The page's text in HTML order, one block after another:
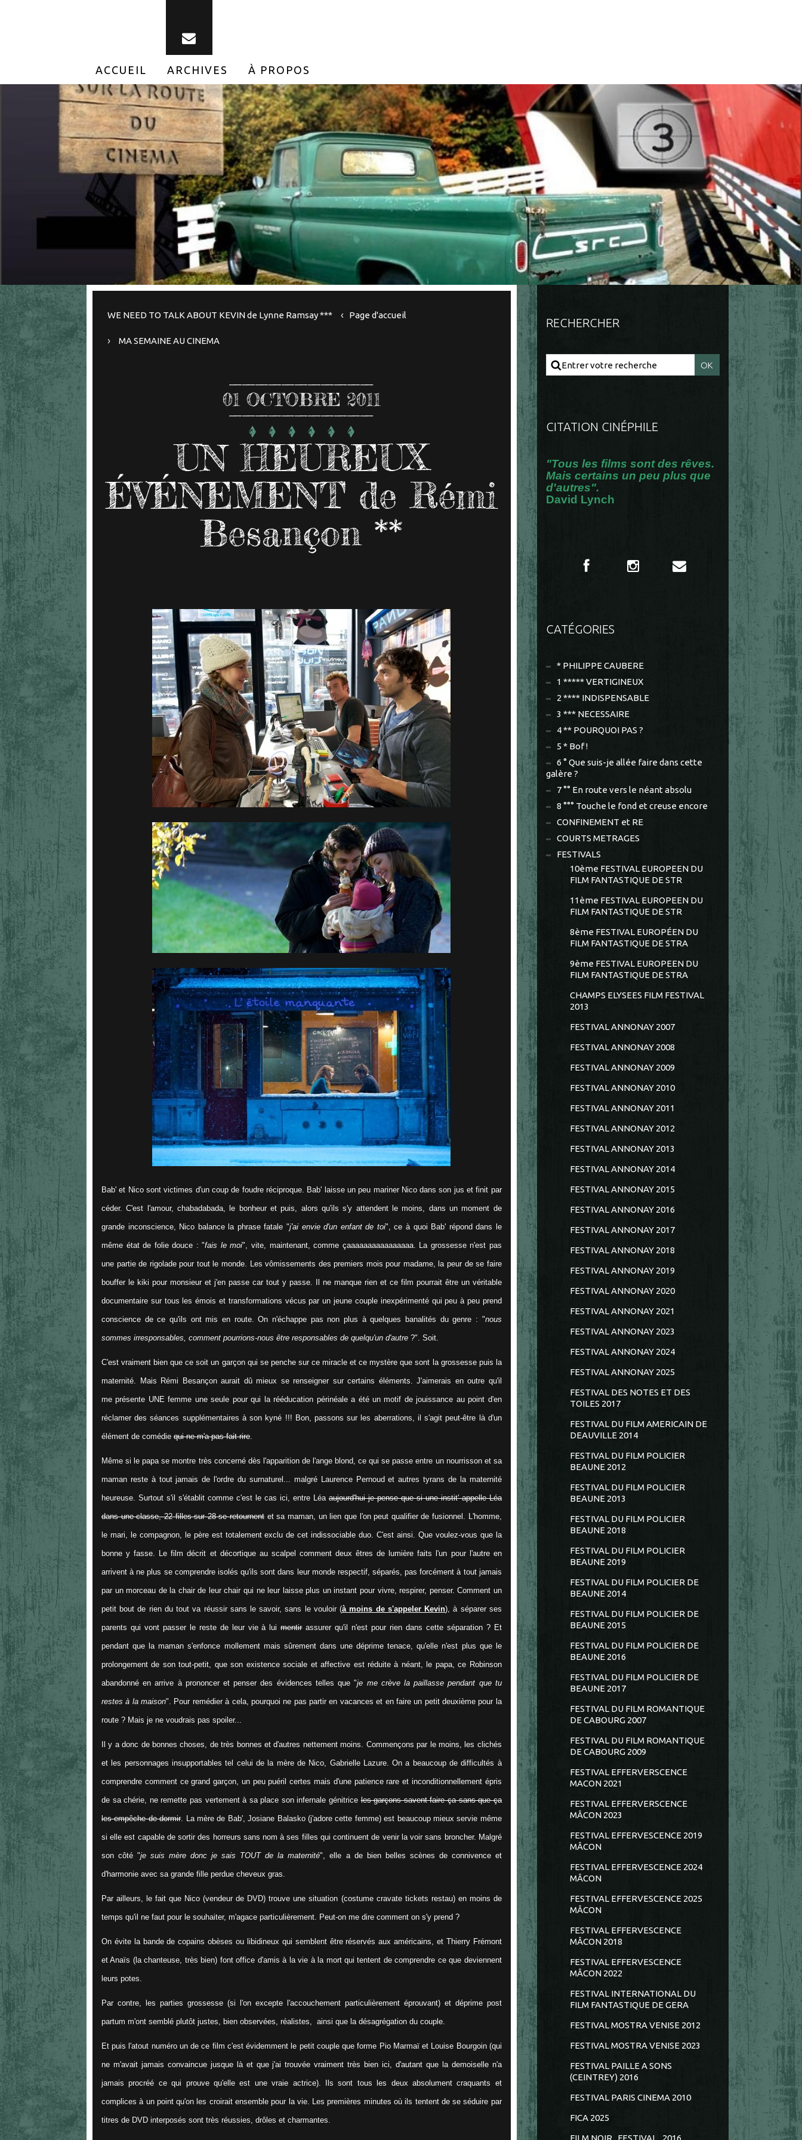
ACCUEIL ARCHIVES À PROPOS
WE NEED TO TALK ABOUT KEVIN de Lynne Ramsay *** Page d'accueil
MA SEMAINE AU CINEMA
01 OCTOBRE 2011
UN HEUREUX
ÉVÉNEMENT de Rémi
Besançon **
Bab' et Nico sont victimes d'un coup de foudre réciproque. Bab' laisse un peu mariner Nico dans son jus et finit par
céder. C'est l'amour, chabadabada, le bonheur et puis, alors qu'ils s'y attendent le moins, dans un moment de
grande inconscience, Nico balance la phrase fatale "j'ai envie d'un enfant de toi", ce à quoi Bab' répond dans le
même état de folie douce : "fais le moi", vite, maintenant, comme çaaaaaaaaaaaaaaaa. La grossesse n'est pas
une partie de rigolade pour tout le monde. Les vômissements des premiers mois pour madame, la peur de se faire
bouffer le kiki pour monsieur et j'en passe car tout y passe. Il ne manque rien et ce film pourrait être un véritable
documentaire sur tous les émois et transformations vécus par un jeune couple inexpérimenté qui peu à peu prend
conscience de ce qu'ils ont mis en route. On n'échappe pas non plus à quelques banalités du genre : "nous
sommes irresponsables, comment pourrions-nous être responsables de quelqu'un d'autre ?". Soit.
C'est vraiment bien que ce soit un garçon qui se penche sur ce miracle et ce mystère que sont la grossesse puis la
maternité. Mais Rémi Besançon aurait dû mieux se renseigner sur certains éléments. J'aimerais en outre qu'il
me présente UNE femme une seule pour qui la rééducation périnéale a été un motif de jouissance au point d'en
réclamer des séances supplémentaires à son kyné !!! Bon, passons sur les aberrations, il s'agit peut-être là d'un
élément de comédie qui ne m'a pas fait rire
Même si le papa se montre très concerné dès l'apparition de l'ange blond, ce qui se passe entre un nourrisson et sa
maman reste à tout jamais de l'ordre du surnaturel... malgré Laurence Pernoud et autres tyrans de la maternité
heureuse. Surtout s'il s'établit comme c'est le cas ici, entre Léaaujourd'hui je pense que si une instit' appelle Léa
dans une classe, 22 filles sur 28 se retournentet sa maman, un lien que l'on peut qualifier de fusionnel. L'homme,
le mari, le compagnon, le père est totalement exclu de cet indissociable duo. C'est ainsi. Que voulez-vous que la
bonne y fasse. Le film décrit et décortique au scalpel comment deux êtres de lumière faits l'un pour l'autre en
arrivent à ne plus se comprendre isolés qu'ils sont dans leur monde respectif, séparés, pas forcément à tout jamais
par un morceau de la chair de leur chair qui ne leur laisse plus un instant pour vivre, respirer, penser. Comment un
petit bout de rien du tout va réussir sans le savoir, sans le vouloir (à moins de s'appeler Kevin), à séparer ses
parents qui vont passer le reste de leur vie à luimentirassurer qu'il n'est pour rien dans cette séparation ? Et
pendant que la maman s'enfonce mollement mais sûrement dans une déprime tenace, qu'elle n'est plus que le
prolongement de son tout-petit, que son existence sociale et affective est réduite à néant, le papa, ce Robinson
abandonné en arrive à prononcer et penser des évidences telles que "je me crève la paillasse pendant que tu
restes à la maison". Pour remédier à cela, pourquoi ne pas partir en vacances et en faire un petit deuxième pour la
route ? Mais je ne voudrais pas spoiler...
Il y a donc de bonnes choses, de très bonnes et d'autres nettement moins. Commençons par le moins, les clichés
et les personnages insupportables tel celui de la mère de Nico, Gabrielle Lazure. On a beaucoup de difficultés à
comprendre comment ce grand garçon, un peu puéril certes mais d'une patience rare et inconditionnellement épris
de sa chérie, ne remette pas vertement à sa place son infernale génitriceles garçons savent faire ça sans que ça
les empêche de dormir. La mère de Bab', Josiane Balasko (j'adore cette femme) est beaucoup mieux servie même
si elle est capable de sortir des horreurs sans nom à ses filles qui continuent de venir la voir sans broncher. Malgré
son côté "je suis mère donc je sais TOUT de la maternité", elle a de bien belles scènes de connivence et
d'harmonie avec sa grande fille perdue cheveux gras.
Par ailleurs, le fait que Nico (vendeur de DVD) trouve une situation (costume cravate tickets restau) en moins de
temps qu'il ne faut pour le souhaiter, m'agace particulièrement. Peut-on me dire comment on s'y prend ?
On évite la bande de copains obèses ou libidineux qui semblent être réservés aux américains, et Thierry Frémont
et Anaïs (la chanteuse, très bien) font office d'amis à la vie à la mort qui tentent de comprendre ce que deviennent
leurs potes.
Par contre, les parties grossesse (si l'on excepte l'accouchement particulièrement éprouvant) et déprime post
partum m'ont semblé plutôt justes, bien observées, réalistes, ainsi que la désagrégation du couple.
Et puis l'atout numéro un de ce film c'est évidemment le petit couple que forme Pio Marmaï et Louise Bourgoin (qui
ne m'avait jamais convaincue jusque là et que j'ai trouvée vraiment très bien ici, d'autant que la demoiselle n'a
jamais procréé ce qui prouve qu'elle est une vraie actrice). Ils sont tous les deux absolument craquants et
complices à un point qu'on les croirait ensemble pour la vie. Les premières minutes où ils tentent de se séduire par
titres de DVD interposés sont très réussies, drôles et charmantes.
RECHERCHER
CITATION CINÉPHILE
"Tous les films sont des rêves.
Mais certains un peu plus que
d'autres".
David Lynch
CATÉGORIES
* PHILIPPE CAUBERE
1 ***** VERTIGINEUX
2 **** INDISPENSABLE
3 *** NECESSAIRE
4 ** POURQUOI PAS ?
5 * Bof !
6 ° Que suis-je allée faire dans cette
galère ?
7 °° En route vers le néant absolu
8 °°° Touche le fond et creuse encore
CONFINEMENT et RE
COURTS METRAGES
FESTIVALS
10ème FESTIVAL EUROPEEN DU
FILM FANTASTIQUE DE STR
11ème FESTIVAL EUROPEEN DU
FILM FANTASTIQUE DE STR
8ème FESTIVAL EUROPÉEN DU
FILM FANTASTIQUE DE STRA
9ème FESTIVAL EUROPEEN DU
FILM FANTASTIQUE DE STRA
CHAMPS ELYSEES FILM FESTIVAL
2013
FESTIVAL ANNONAY 2007
FESTIVAL ANNONAY 2008
FESTIVAL ANNONAY 2009
FESTIVAL ANNONAY 2010
FESTIVAL ANNONAY 2011
FESTIVAL ANNONAY 2012
FESTIVAL ANNONAY 2013
FESTIVAL ANNONAY 2014
FESTIVAL ANNONAY 2015
FESTIVAL ANNONAY 2016
FESTIVAL ANNONAY 2017
FESTIVAL ANNONAY 2018
FESTIVAL ANNONAY 2019
FESTIVAL ANNONAY 2020
FESTIVAL ANNONAY 2021
FESTIVAL ANNONAY 2023
FESTIVAL ANNONAY 2024
FESTIVAL ANNONAY 2025
FESTIVAL DES NOTES ET DES
TOILES 2017
FESTIVAL DU FILM AMERICAIN DE
DEAUVILLE 2014
FESTIVAL DU FILM POLICIER
BEAUNE 2012
FESTIVAL DU FILM POLICIER
BEAUNE 2013
FESTIVAL DU FILM POLICIER
BEAUNE 2018
FESTIVAL DU FILM POLICIER
BEAUNE 2019
FESTIVAL DU FILM POLICIER DE
BEAUNE 2014
FESTIVAL DU FILM POLICIER DE
BEAUNE 2015
FESTIVAL DU FILM POLICIER DE
BEAUNE 2016
FESTIVAL DU FILM POLICIER DE
BEAUNE 2017
FESTIVAL DU FILM ROMANTIQUE
DE CABOURG 2007
FESTIVAL DU FILM ROMANTIQUE
DE CABOURG 2009
FESTIVAL EFFERVERSCENCE
MACON 2021
FESTIVAL EFFERVERSCENCE
MÂCON 2023
FESTIVAL EFFERVESCENCE 2019
MÂCON
FESTIVAL EFFERVESCENCE 2024
MÂCON
FESTIVAL EFFERVESCENCE 2025
MÂCON
FESTIVAL EFFERVESCENCE
MÂCON 2018
FESTIVAL EFFERVESCENCE
MÂCON 2022
FESTIVAL INTERNATIONAL DU
FILM FANTASTIQUE DE GERA
FESTIVAL MOSTRA VENISE 2012
FESTIVAL MOSTRA VENISE 2023
FESTIVAL PAILLE A SONS
(CEINTREY) 2016
FESTIVAL PARIS CINEMA 2010
FICA 2025